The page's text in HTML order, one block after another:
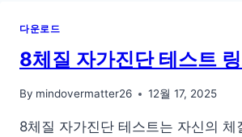
다운로드
8체질 자가진단 테스트
By mindovermatter26 12월 17, 2025
8체질 자가진단 테스트는 자신의